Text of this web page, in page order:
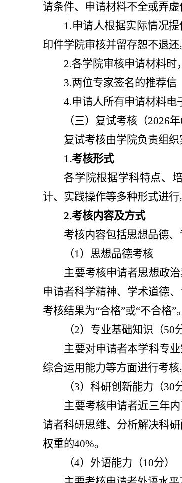
请条件、申请材料不全或弄虚
1.申请人根据实际情况
印件学院审核并留存恕不退还
2.各学院审核申请材料时
3.两位专家签名的推荐信
4.申请人所有申请材料电
（三）复试考核 （2026
复试考核由学院负责组织
1.考核形式
各学院根据学科特点、
计、实践操作等多种形式进行
2.考核内容及方式
考核内容包括思想品德
（1）思想品德考核
主要考核申请者思想政
申请者科学精神、学术道德
考核结果为“合格”或“不合格”
（2）专业基础知识（50
主要对申请者本学科专
综合运用能力等方面进行考核
（3）科研创新能力（30
主要考核申请者近三年
请者科研思维、分析解决科
权重的40%。
（4）外语能力（10分）